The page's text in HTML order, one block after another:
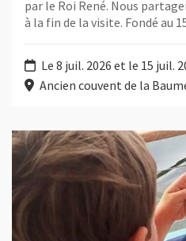
par le Roi René. Nous
à la fin de la visite. Fondé au
Le 8 juil. 2026 et le 15 juil.
Ancien couvent de la
Plus d'information sur